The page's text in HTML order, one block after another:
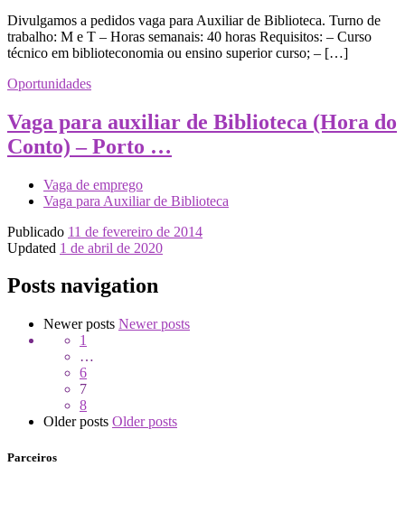
Divulgamos a pedidos vaga para Auxiliar de Biblioteca. Turno de
trabalho: M e T – Horas semanais: 40 horas Requisitos: – Curso
técnico em biblioteconomia ou ensino superior curso; – […]
Oportunidades
Vaga para auxiliar de Biblioteca (Hora do
Conto) – Porto …
Vaga de emprego
Vaga para Auxiliar de Biblioteca
Publicado 11 de fevereiro de 2014
Updated 1 de abril de 2020
Posts navigation
Newer posts Newer posts
1
…
6
7
8
Older posts Older posts
Parceiros